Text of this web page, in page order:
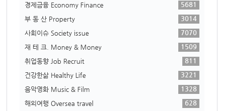
경제금융 Economy Finance
5681
부 동 산 Property
3014
사회이슈 Society issue
7070
재 테 크. Money & Money
1509
취업동향 Job Recruit
811
건강한삶 Healthy Life
3221
음악영화 Music & Film
1328
해외여행 Oversea travel
628